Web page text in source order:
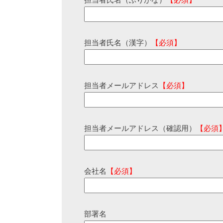
担当者氏名（漢字） 【必須】
担当者メールアドレス 【必須】
担当者メールアドレス（確認用） 【必須
会社名 【必須】
部署名